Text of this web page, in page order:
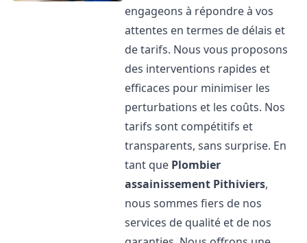
engageons à répondre à vos
attentes en termes de délais et
de tarifs. Nous vous proposons
des interventions rapides et
efficaces pour minimiser les
perturbations et les coûts. Nos
tarifs sont compétitifs et
transparents, sans surprise. En
tant que Plombier
assainissement Pithiviers,
nous sommes fiers de nos
services de qualité et de nos